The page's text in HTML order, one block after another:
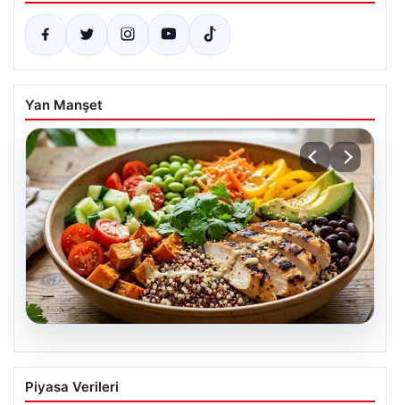
Yan Manşet
07.08.2026
Spor sonrası hedefleri tutturan makro
dostu: Renkli kinoa ve tavuk kasesi
Piyasa Verileri